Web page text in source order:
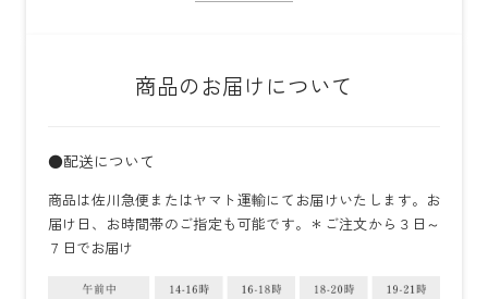
商品のお届けについて
●配送について
商品は佐川急便またはヤマト運輸にてお届けいたします。お
届け日、お時間帯のご指定も可能です。＊ご注文から３日～
７日でお届け